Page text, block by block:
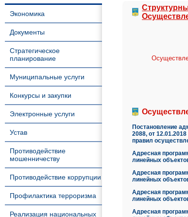
Экономика
Документы
Стратегическое
планирование
Муниципальные услуги
Конкурсы и закупки
Электронные услуги
Устав
Противодействие
мошенничеству
Противодействие коррупции
Профилактика терроризма
Реализация национальных
Постановление
2088, от
правил
Адресная
линейных
Адресная
линейных
Адресная
линейных
Адресная